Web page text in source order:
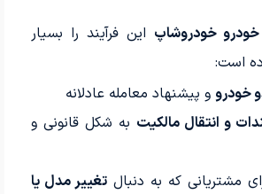
خودروشاپ این فرآیند را بسیار
است:
خودروو پیشنهاد معامله عادلانه
و انتقال مالکیت به شکل قانونی و
مشتریانی که به دنبال تغییر مدل یا